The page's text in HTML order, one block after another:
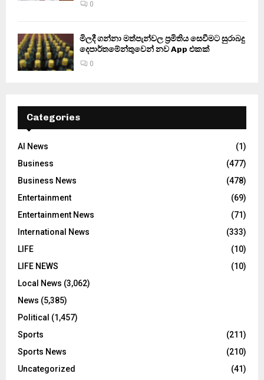
0
මිලදී ගන්නා මත්පැන්වල ප්‍රමිතිය සෙවීමට සුරාබදු
දෙපාර්තමේන්තුවෙන් නව App එකක්
0
Categories
AI News
(1)
Business
(477)
Business News
(478)
Entertainment
(69)
Entertainment News
(71)
International News
(333)
LIFE
(10)
LIFE NEWS
(10)
Local News (3,062)
News (5,385)
Political (1,457)
Sports
(211)
Sports News
(210)
Uncategorized
(41)